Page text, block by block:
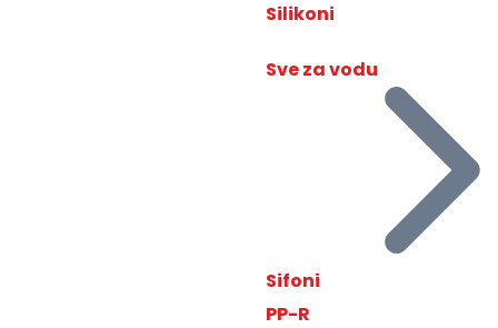
Silikoni
Sve za vodu
Sifoni
PP-R